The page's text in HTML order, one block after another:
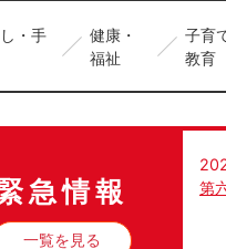
・手
健康・
福祉
子育
教育
急情報
一覧を見る
第